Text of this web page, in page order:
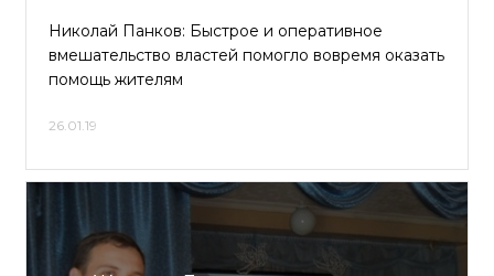
Николай Панков: Быстрое и оперативное
вмешательство властей помогло вовремя оказать
помощь жителям
26.01.19